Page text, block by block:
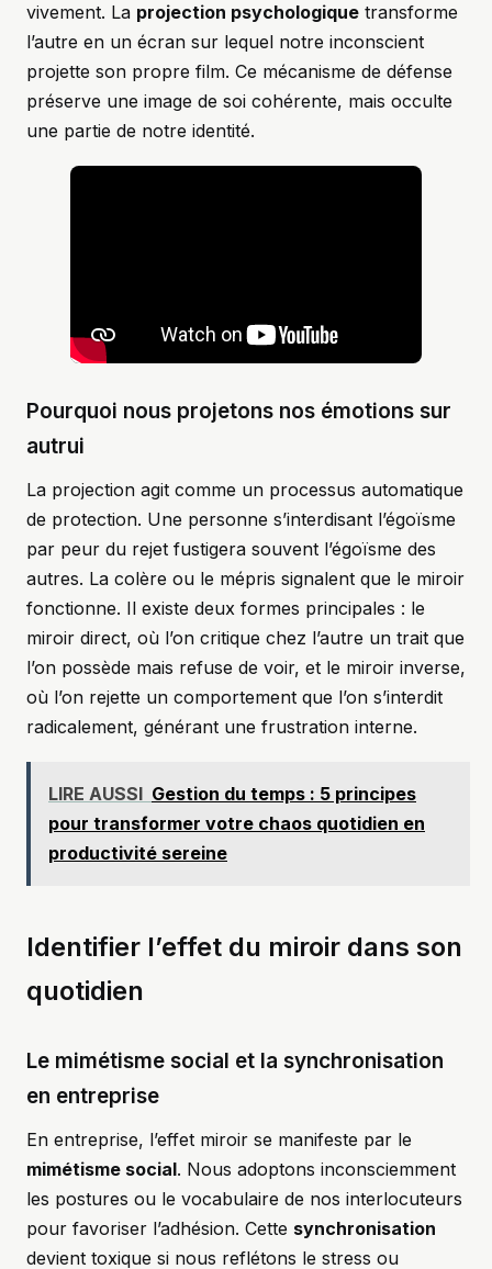
vivement. La projection psychologique transforme
l’autre en un écran sur lequel notre inconscient
projette son propre film. Ce mécanisme de défense
préserve une image de soi cohérente, mais occulte
une partie de notre identité.
Pourquoi nous projetons nos émotions sur
autrui
La projection agit comme un processus automatique
de protection. Une personne s’interdisant l’égoïsme
par peur du rejet fustigera souvent l’égoïsme des
autres. La colère ou le mépris signalent que le miroir
fonctionne. Il existe deux formes principales : le
miroir direct, où l’on critique chez l’autre un trait que
l’on possède mais refuse de voir, et le miroir inverse,
où l’on rejette un comportement que l’on s’interdit
radicalement, générant une frustration interne.
LIRE AUSSI Gestion du temps : 5 principes
pour transformer votre chaos quotidien en
productivité sereine
Identifier l’effet du miroir dans son
quotidien
Le mimétisme social et la synchronisation
en entreprise
En entreprise, l’effet miroir se manifeste par le
mimétisme social. Nous adoptons inconsciemment
les postures ou le vocabulaire de nos interlocuteurs
pour favoriser l’adhésion. Cette synchronisation
devient toxique si nous reflétons le stress ou